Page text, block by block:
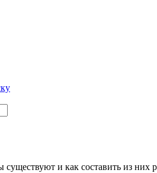
существуют и как составить из них